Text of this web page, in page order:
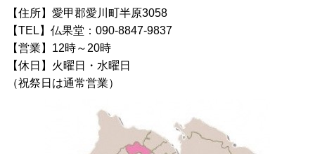
【住所】愛甲郡愛川町半原3058
【TEL】仏果堂：090-8847-9837
【営業】12時～20時
【休日】火曜日・水曜日
（祝祭日は通常営業）